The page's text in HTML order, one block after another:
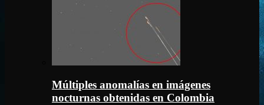
Múltiples anomalías en imágenes
nocturnas obtenidas en Colombia